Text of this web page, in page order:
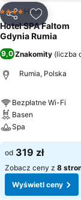
UdostępnijDodaj do
4 Kategoria
Hotel
Hotel SPA Faltom
Gdynia Rumia
9,0 Znakomity (liczba
Rumia, Polska
Bezpłatne Wi-Fi
Basen
Spa
od 319 zł
Zobacz ceny z 8
Wyświetl ceny